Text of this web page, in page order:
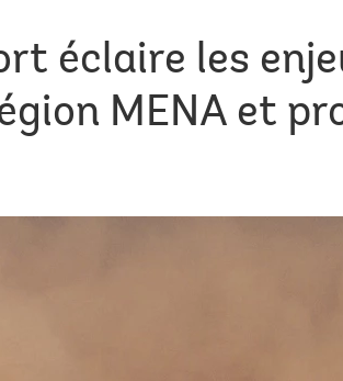
éclaire les
MENA et